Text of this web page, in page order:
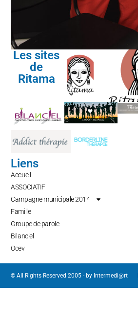
Les sites
de
Ritama
Liens
Accueil
ASSOCIATIF
Campagne municipale 2014
Famille
Groupe de parole
Bilanciel
Ocev
© All Rights Reserved 2005 - by Intermedi@rt